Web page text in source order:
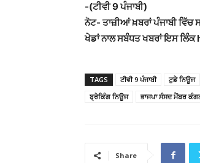
-(ਟੀਵੀ 9 ਪੰਜਾਬੀ)
ਨੋਟ- ਤਾਜ਼ੀਆਂ ਖ਼ਬਰਾਂ ਪੰਜਾਬੀ ਵਿੱਚ
ਖੇਡਾਂ ਨਾਲ ਸਬੰਧਤ ਖਬਰਾਂ ਇਸ
TAGS ਟੀਵੀ 9 ਪੰਜਾਬੀ ਟੁਡੇ ਨਿਊਜ
ਬ੍ਰੇਕਿੰਗ ਨਿਊਜ
ਭਾਜਪਾ ਸੰਸਦ ਮੈਂਬਰ
Share